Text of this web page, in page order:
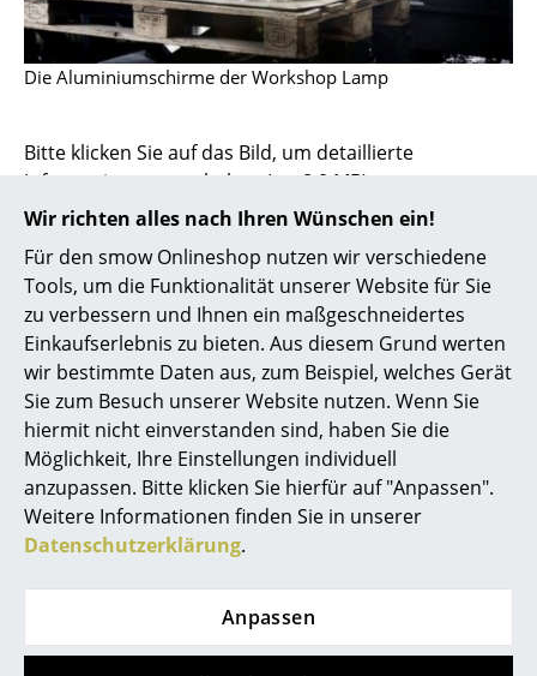
Wir richten alles nach Ihren Wünschen ein!
Für den smow Onlineshop nutzen wir verschiedene
Tools, um die Funktionalität unserer Website für Sie
zu verbessern und Ihnen ein maßgeschneidertes
Einkaufserlebnis zu bieten. Aus diesem Grund werten
wir bestimmte Daten aus, zum Beispiel, welches Gerät
Sie zum Besuch unserer Website nutzen. Wenn Sie
hiermit nicht einverstanden sind, haben Sie die
Möglichkeit, Ihre Einstellungen individuell
anzupassen. Bitte klicken Sie hierfür auf "Anpassen".
Weitere Informationen finden Sie in unserer
Datenschutzerklärung.
Anpassen
Bodenleuchten
Wandleuchten
Akkuleuchten
... alle Leuchten
Betten
Doppelbetten
Einzelbetten
Stapelbetten
Kinderbetten
Nachttische & Bettzubehör
... alle Betten
Uhren
Die Aluminiumschirme der Workshop Lamp
Bitte klicken Sie auf das Bild, um detaillierte
Informationen zu erhalten (ca. 8,0 MB).
0800 15 60 00